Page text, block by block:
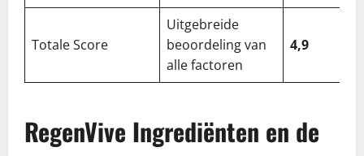
Totale Score
Uitgebreide
beoordeling van
alle factoren
4,9
RegenVive Ingrediënten en de